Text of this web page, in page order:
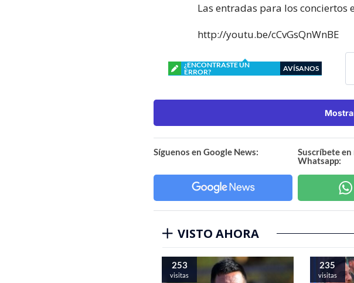
Las entradas para los conciertos
http://youtu.be/cCvGsQnWnBE
¿ENCONTRASTE UN
ERROR?
AVÍSANOS
Síguenos en Google News:
Suscríbete
Whatsapp:
VISTO AHORA
253
visitas
235
visitas